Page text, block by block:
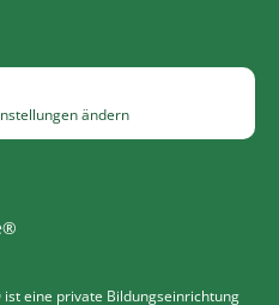
ändern
eine private Bildungseinrichtung